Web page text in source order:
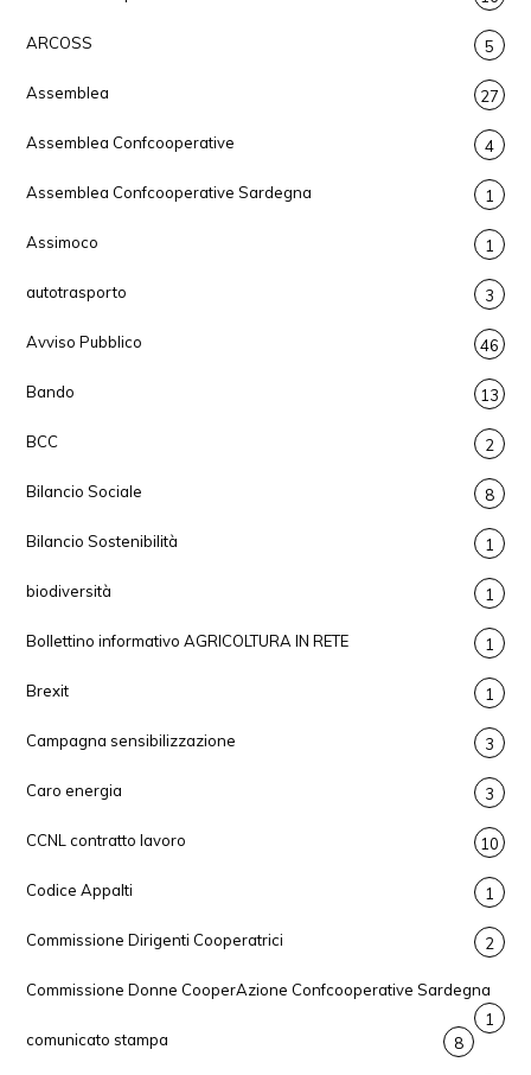
ARCOSS 5
Assemblea 27
Assemblea Confcooperative 4
Assemblea Confcooperative Sardegna 1
Assimoco 1
autotrasporto 3
Avviso Pubblico 46
Bando 13
BCC 2
Bilancio Sociale 8
Bilancio Sostenibilità 1
biodiversità 1
Bollettino informativo AGRICOLTURA IN RETE 1
Brexit 1
Campagna sensibilizzazione 3
Caro energia 3
CCNL contratto lavoro 10
Codice Appalti 1
Commissione Dirigenti Cooperatrici 2
Commissione Donne CooperAzione Confcooperative Sardegna
1
comunicato stampa
8